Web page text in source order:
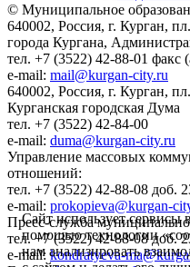
© Муниципальное
640002, Россия, г. Курган,
города Кургана,
тел. +7 (3522) 42-88-01 факс
e-mail: mail@kurgan-city.ru
640002, Россия, г. Курган,
Курганская городская Дума
тел. +7 (3522) 42-84-00
e-mail: duma@kurgan-city.ru
Управление массовых
отношений:
тел. +7 (3522) 42-88-08 доб.
e-mail: prokopieva@kurgan-
Пресс-служба
тел. +7 (3522) 42-88-08 доб.
e-mail:kondratyeva-
Сайт использует сервисы
помощью технологии
нам анализировать